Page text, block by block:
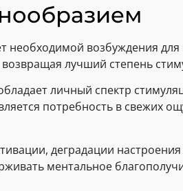
необходимой возбуждения
лучший степень
личный спектр
потребность в свежих
деградации
ментальное